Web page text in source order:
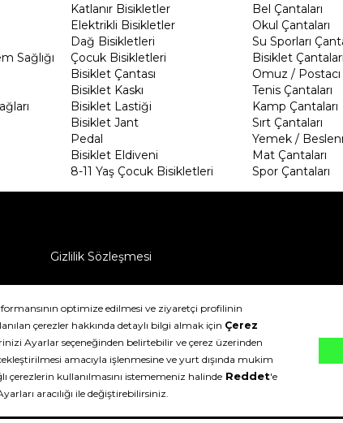
Sağlığı
Katlanır Bisikletler
Elektrikli Bisikletler
Dağ Bisikletleri
Çocuk Bisikletleri
Bisiklet Çantası
Bisiklet Kaskı
Bisiklet Lastiği
Bisiklet Jant
Pedal
Bisiklet Eldiveni
8-11 Yaş Çocuk Bisikletleri
Bel Çantaları
Okul Çantaları
Su Sporları
Bisiklet Çantaları
Omuz / Postacı
Tenis Çantaları
Kamp Çantaları
Sırt Çantaları
Yemek /
Mat Çantaları
Spor Çantaları
Gizlilik Sözleşmesi